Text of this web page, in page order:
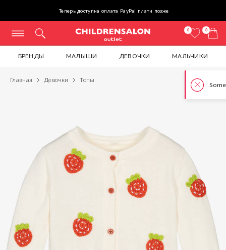
Теперь доступна оплата PayPal плати позже
0 0
БРЕНДЫ МАЛЫШИ ДЕВОЧКИ МАЛЬЧИКИ
Главная Девочки Топы